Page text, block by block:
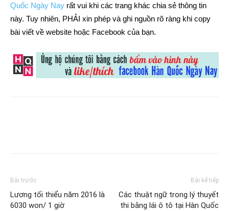
Quốc Ngày Nay rất vui khi các trang khác chia sẻ thông tin
này. Tuy nhiên, PHẢI xin phép và ghi nguồn rõ ràng khi copy
bài viết về website hoặc Facebook của bạn.
Bài trước
Lương tối thiểu năm 2016 là
6030 won/ 1 giờ
Bài kế tiếp
Các thuật ngữ trong lý thuyết
thi bằng lái ô tô tại Hàn Quốc